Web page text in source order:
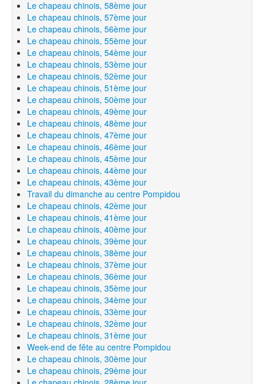
Le chapeau chinois, 58ème jour
Le chapeau chinois, 57ème jour
Le chapeau chinois, 56ème jour
Le chapeau chinois, 55ème jour
Le chapeau chinois, 54ème jour
Le chapeau chinois, 53ème jour
Le chapeau chinois, 52ème jour
Le chapeau chinois, 51ème jour
Le chapeau chinois, 50ème jour
Le chapeau chinois, 49ème jour
Le chapeau chinois, 48ème jour
Le chapeau chinois, 47ème jour
Le chapeau chinois, 46ème jour
Le chapeau chinois, 45ème jour
Le chapeau chinois, 44ème jour
Le chapeau chinois, 43ème jour
Travail du dimanche au centre Pompidou
Le chapeau chinois, 42ème jour
Le chapeau chinois, 41ème jour
Le chapeau chinois, 40ème jour
Le chapeau chinois, 39ème jour
Le chapeau chinois, 38ème jour
Le chapeau chinois, 37ème jour
Le chapeau chinois, 36ème jour
Le chapeau chinois, 35ème jour
Le chapeau chinois, 34ème jour
Le chapeau chinois, 33ème jour
Le chapeau chinois, 32ème jour
Le chapeau chinois, 31ème jour
Week-end de fête au centre Pompidou
Le chapeau chinois, 30ème jour
Le chapeau chinois, 29ème jour